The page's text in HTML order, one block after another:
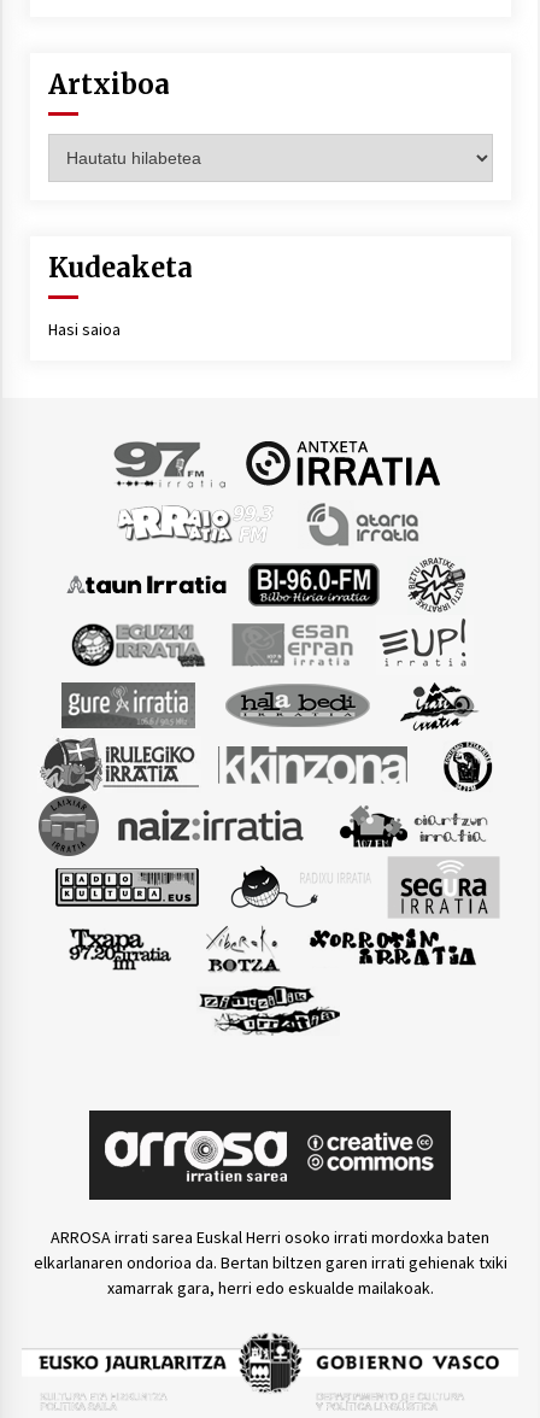
Artxiboa
Kudeaketa
Hasi saioa
ARROSA irrati sarea Euskal Herri osoko irrati mordoxka baten
elkarlanaren ondorioa da. Bertan biltzen garen irrati gehienak txiki
xamarrak gara, herri edo eskualde mailakoak.